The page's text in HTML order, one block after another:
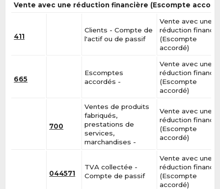
Vente avec une réduction financière (Escompte
411
Clients - Compte de
l'actif ou de passif
Vente avec une
réduction
(Escompte
accordé)
665
Escomptes
accordés -
Vente avec une
réduction
(Escompte
accordé)
700
Ventes de produits
fabriqués,
prestations de
services,
marchandises -
Vente avec une
réduction
(Escompte
accordé)
044571
TVA collectée -
Compte de passif
Vente avec une
réduction
(Escompte
accordé)